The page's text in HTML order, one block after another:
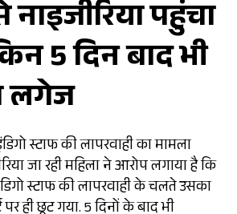
पहुंचा
5 दिन बाद भी
लगेज
स्टाफ की लापरवाही का मामला
जा रही महिला ने आरोप लगाया है कि
स्टाफ की लापरवाही के चलते उसका
ही छूट गया. 5 दिनों के बाद भी